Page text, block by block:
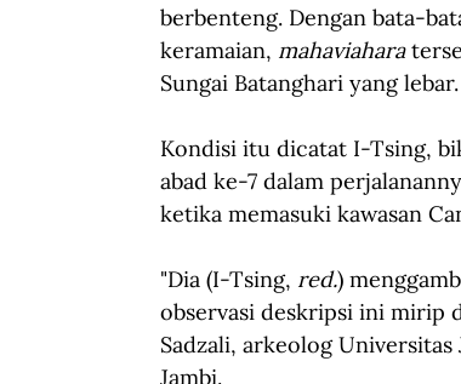
berbenteng. Dengan bata-
keramaian, mahaviahara
Sungai Batanghari yang lebar.
Kondisi itu dicatat I-Tsing,
abad ke-7 dalam
ketika memasuki kawasan
"Dia (I-Tsing, red.)
observasi deskripsi ini mirip
Sadzali, arkeolog Universitas
Jambi.